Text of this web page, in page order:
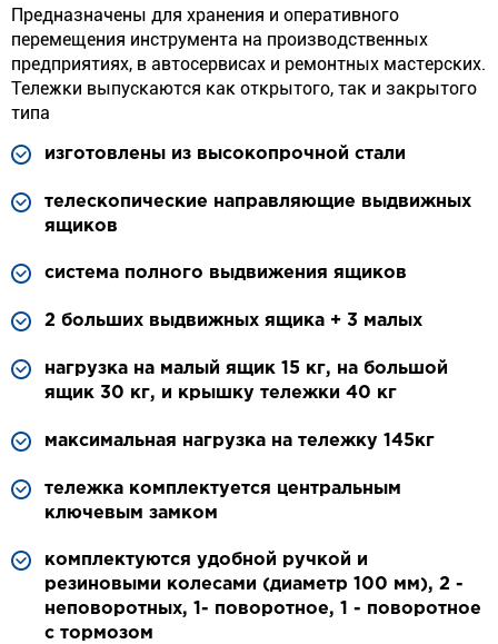
Предназначены для хранения и оперативного
перемещения инструмента на производственных
предприятиях, в автосервисах и ремонтных мастерских.
Тележки выпускаются как открытого, так и закрытого
типа
изготовлены из высокопрочной стали
телескопические направляющие выдвижных
ящиков
система полного выдвижения ящиков
2 больших выдвижных ящика + 3 малых
нагрузка на малый ящик 15 кг, на большой
ящик 30 кг, и крышку тележки 40 кг
максимальная нагрузка на тележку 145кг
тележка комплектуется центральным
ключевым замком
комплектуются удобной ручкой и
резиновыми колесами (диаметр 100 мм), 2 -
неповоротных, 1- поворотное, 1 - поворотное
с тормозом